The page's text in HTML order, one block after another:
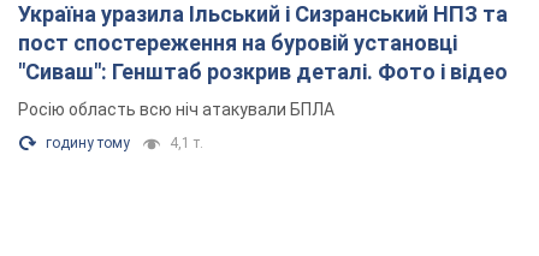
Україна уразила Ільський і Сизранський НПЗ та
пост спостереження на буровій установці
"Сиваш": Генштаб розкрив деталі. Фото і відео
Росію область всю ніч атакували БПЛА
годину тому 4,1 т.